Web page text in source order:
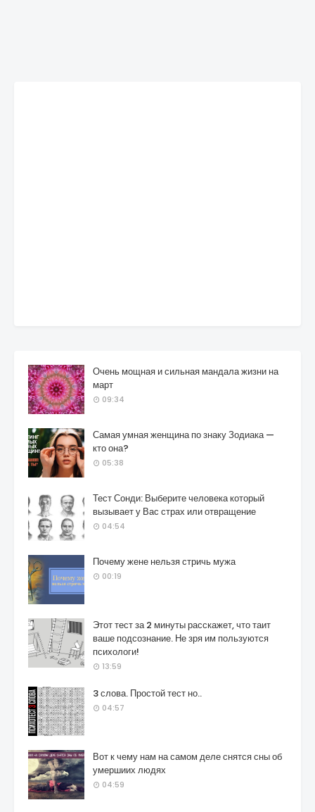
Очень мощная и сильная мандала жизни на
март
09:34
Самая умная женщина по знаку Зодиака —
кто она?
05:38
Тест Сонди: Выберите человека который
вызывает у Вас страх или отвращение
04:54
Почему жене нельзя стричь мужа
00:19
Этот тест за 2 минуты расскажет, что таит
ваше подсознание. Не зря им пользуются
психологи!
13:59
3 слова. Простой тест но..
04:57
Вот к чему нам на самом деле снятся сны об
умершиих людях
04:59